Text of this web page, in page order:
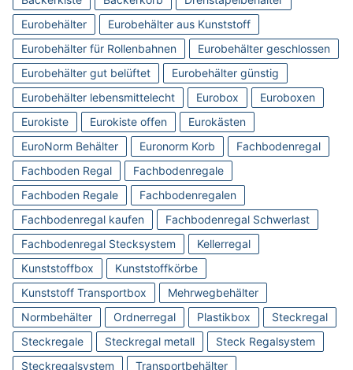
Eurobehälter
Eurobehälter aus Kunststoff
Eurobehälter für Rollenbahnen
Eurobehälter geschlossen
Eurobehälter gut belüftet
Eurobehälter günstig
Eurobehälter lebensmittelecht
Eurobox
Euroboxen
Eurokiste
Eurokiste offen
Eurokästen
EuroNorm Behälter
Euronorm Korb
Fachbodenregal
Fachboden Regal
Fachbodenregale
Fachboden Regale
Fachbodenregalen
Fachbodenregal kaufen
Fachbodenregal Schwerlast
Fachbodenregal Stecksystem
Kellerregal
Kunststoffbox
Kunststoffkörbe
Kunststoff Transportbox
Mehrwegbehälter
Normbehälter
Ordnerregal Plastikbox
Steckregal
Steckregale
Steckregal metall
Steck Regalsystem
Steckregalsystem
Transportbehälter